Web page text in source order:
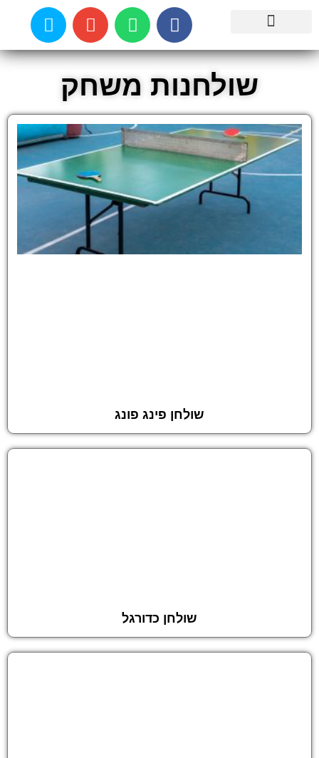
שולחנות משחק
שולחן פינג פונג
שולחן כדורגל